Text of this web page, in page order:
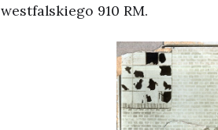
westfalskiego 910 RM.